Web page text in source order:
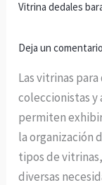
Vitrina dedales
Deja un comentario
Las vitrinas
coleccionistas y
permiten
la organización
tipos de
diversas